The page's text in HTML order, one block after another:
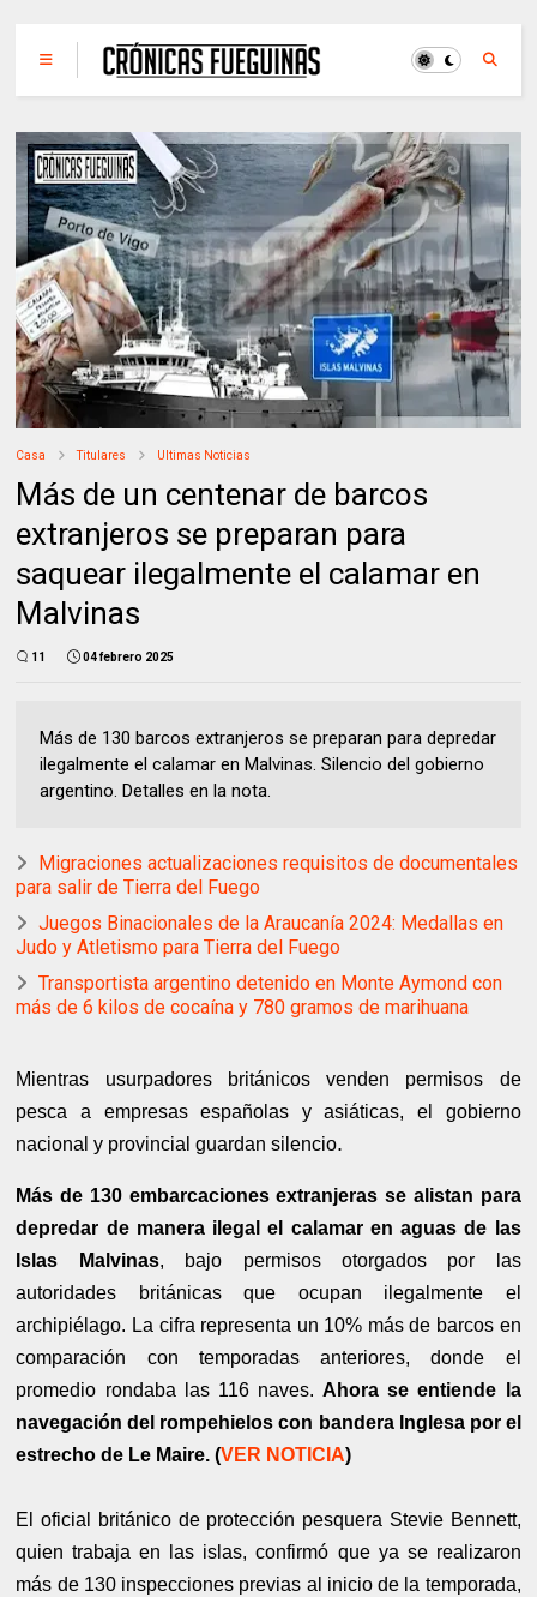
Casa Titulares Ultimas Noticias
Más de un centenar de barcos
extranjeros se preparan para
saquear ilegalmente el calamar en
Malvinas
11 04 febrero 2025
Más de 130 barcos extranjeros se preparan para depredar
ilegalmente el calamar en Malvinas. Silencio del gobierno
argentino. Detalles en la nota.
Migraciones actualizaciones requisitos de documentales
para salir de Tierra del Fuego
Juegos Binacionales de la Araucanía 2024: Medallas en
Judo y Atletismo para Tierra del Fuego
Transportista argentino detenido en Monte Aymond con
más de 6 kilos de cocaína y 780 gramos de marihuana
Mientras usurpadores británicos venden permisos de
pesca a empresas españolas y asiáticas, el gobierno
nacional y provincial guardan silencio.
Más de 130 embarcaciones extranjeras se alistan para
depredar de manera ilegal el calamar en aguas de las
Islas Malvinas, bajo permisos otorgados por las
autoridades británicas que ocupan ilegalmente el
archipiélago. La cifra representa un 10% más de barcos en
comparación con temporadas anteriores, donde el
promedio rondaba las 116 naves. Ahora se entiende la
navegación del rompehielos con bandera Inglesa por el
estrecho de Le Maire. (VER NOTICIA)
El oficial británico de protección pesquera Stevie Bennett,
quien trabaja en las islas, confirmó que ya se realizaron
más de 130 inspecciones previas al inicio de la temporada,